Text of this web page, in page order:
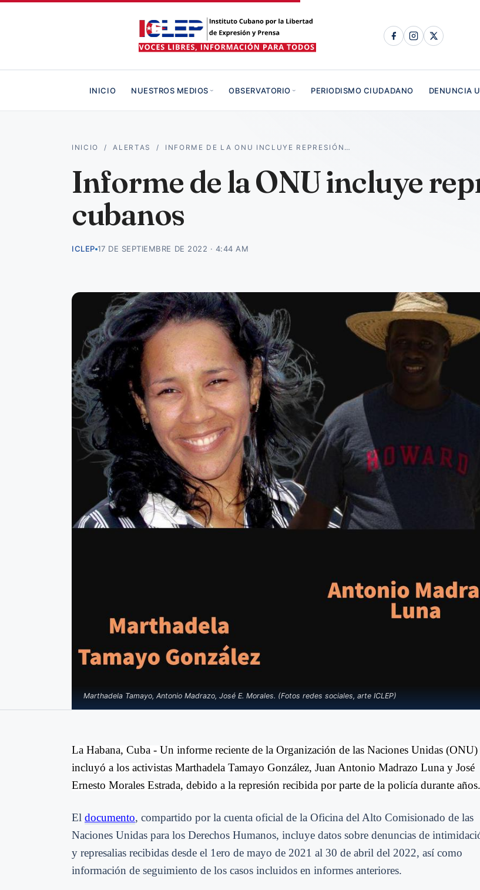
INICIO NUESTROS MEDIOS OBSERVATORIO PERIODISMO CIUDADANO DENUNCIA
INICIO /ALERTAS / INFORME DE LA ONU INCLUYE REPRESIÓN…
Informe de la ONU incluye
cubanos
ICLEP 17 DE SEPTIEMBRE DE 2022 · 4:44 AM
Marthadela Tamayo, Antonio Madrazo, José E. Morales. (Fotos redes sociales, arte ICLEP)
La Habana, Cuba - Un informe reciente de la Organización de las Naciones Unidas (ONU)
incluyó a los activistas Marthadela Tamayo González, Juan Antonio Madrazo Luna y José
Ernesto Morales Estrada, debido a la represión recibida por parte de la policía durante años.
El documento, compartido por la cuenta oficial de la Oficina del Alto Comisionado de las
Naciones Unidas para los Derechos Humanos, incluye datos sobre denuncias de
y represalias recibidas desde el 1ero de mayo de 2021 al 30 de abril del 2022, así como
información de seguimiento de los casos incluidos en informes anteriores.